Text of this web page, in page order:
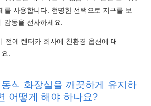
를 사용합니다. 현명한 선택으로 지구를 보
감동을 선사하세요.
전에 렌터카 회사에 친환경 옵션에 대
.
식 화장실을 깨끗하게 유지하
어떻게 해야 하나요?